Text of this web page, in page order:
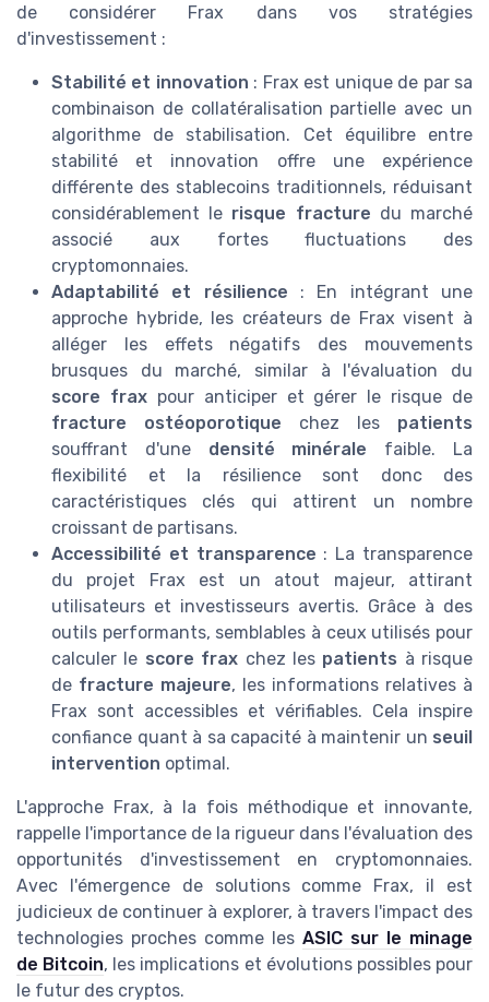
de considérer Frax dans vos stratégies
d'investissement :
Stabilité et innovation : Frax est unique de par sa
combinaison de collatéralisation partielle avec un
algorithme de stabilisation. Cet équilibre entre
stabilité et innovation offre une expérience
différente des stablecoins traditionnels, réduisant
considérablement le risque fracture du marché
associé aux fortes fluctuations des
cryptomonnaies.
Adaptabilité et résilience : En intégrant une
approche hybride, les créateurs de Frax visent à
alléger les effets négatifs des mouvements
brusques du marché, similar à l'évaluation du
score fraxpour anticiper et gérer le risque de
fracture ostéoporotique chez les patients
souffrant d'une densité minérale faible. La
flexibilité et la résilience sont donc des
caractéristiques clés qui attirent un nombre
croissant de partisans.
Accessibilité et transparence : La transparence
du projet Frax est un atout majeur, attirant
utilisateurs et investisseurs avertis. Grâce à des
outils performants, semblables à ceux utilisés pour
calculer le score frax chez les patients à risque
de fracture majeure, les informations relatives à
Frax sont accessibles et vérifiables. Cela inspire
confiance quant à sa capacité à maintenir un seuil
intervention optimal.
L'approche Frax, à la fois méthodique et innovante,
rappelle l'importance de la rigueur dans l'évaluation des
opportunités d'investissement en cryptomonnaies.
Avec l'émergence de solutions comme Frax, il est
judicieux de continuer à explorer, à travers l'impact des
technologies proches comme les ASIC sur le minage
de Bitcoin, les implications et évolutions possibles pour
le futur des cryptos.